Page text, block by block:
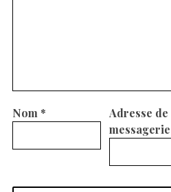
Nom *
Adresse de
messagerie